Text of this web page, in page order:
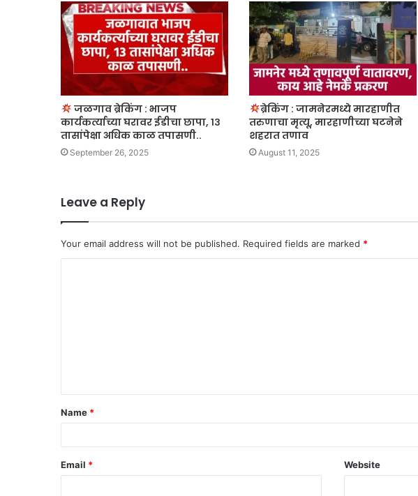
जळगाव ब्रेकिंग : भाजप
कार्यकर्त्याच्या घरावर ईडीचा छापा, १३
तासांपेक्षा अधिक काळ तपासणी..
September 26, 2025
ब्रेकिंग : जामनेरमध्ये मारहाणीत
तरुणाचा मृत्यू, मारहाणीच्या घटनेने
शहरात तणाव
August 11, 2025
Leave a Reply
Your email address will not be published. Required fields are marked *
t
*
Name *
Email * Website